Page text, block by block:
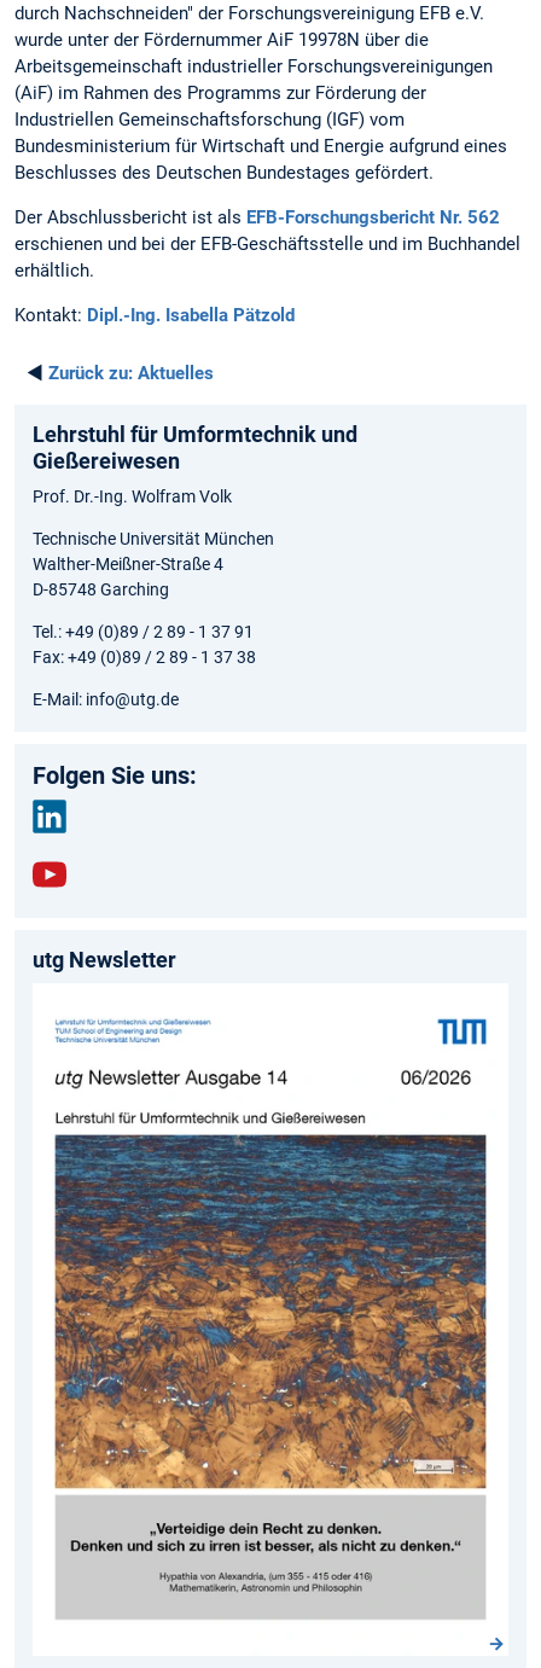
durch Nachschneiden" der Forschungsvereinigung EFB e.V.
wurde unter der Fördernummer AiF 19978N über die
Arbeitsgemeinschaft industrieller Forschungsvereinigungen
(AiF) im Rahmen des Programms zur Förderung der
Industriellen Gemeinschaftsforschung (IGF) vom
Bundesministerium für Wirtschaft und Energie aufgrund eines
Beschlusses des Deutschen Bundestages gefördert.
Der Abschlussbericht ist als EFB-Forschungsbericht Nr. 562
erschienen und bei der EFB-Geschäftsstelle und im Buchhandel
erhältlich.
Kontakt: Dipl.-Ing. Isabella Pätzold
◄ Zurück zu: Aktuelles
Lehrstuhl für Umformtechnik und
Gießereiwesen
Prof. Dr.-Ing. Wolfram Volk
Technische Universität München
Walther-Meißner-Straße 4
D-85748 Garching
Tel.: +49 (0)89 / 2 89 - 1 37 91
Fax: +49 (0)89 / 2 89 - 1 37 38
E-Mail: info@utg.de
Folgen Sie uns:
edin
utg Newsletter